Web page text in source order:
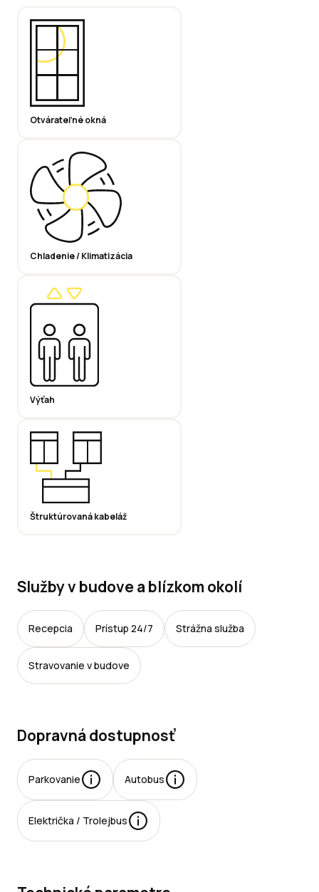
Otvárateľné okná
Chladenie / Klimatizácia
Výťah
Štruktúrovaná kabeláž
Služby v budove a blízkom okolí
Recepcia Prístup 24/7 Strážna služba
Stravovanie v budove
Dopravná dostupnosť
Parkovanie Autobus
Električka / Trolejbus